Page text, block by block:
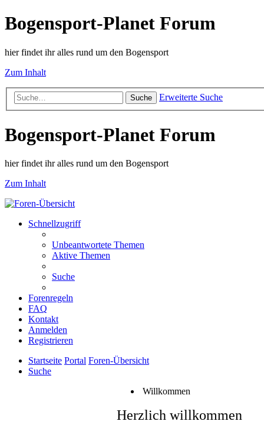
Bogensport-Planet Forum
hier findet ihr alles rund um den Bogensport
Zum Inhalt
Suche Erweiterte Suche
Bogensport-Planet Forum
hier findet ihr alles rund um den Bogensport
Zum Inhalt
Schnellzugriff
Unbeantwortete Themen
Aktive Themen
Suche
Forenregeln
FAQ
Kontakt
Anmelden
Registrieren
Startseite Portal Foren-Übersicht
Suche
Willkommen
Herzlich willkommen